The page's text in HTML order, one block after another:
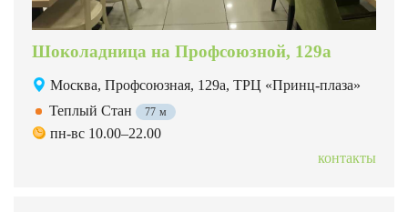
Шоколадница на Профсоюзной, 129а
Москва, Профсоюзная, 129а, ТРЦ «Принц-плаза»
Теплый Стан
77 м
пн-вс 10.00–22.00
контакты